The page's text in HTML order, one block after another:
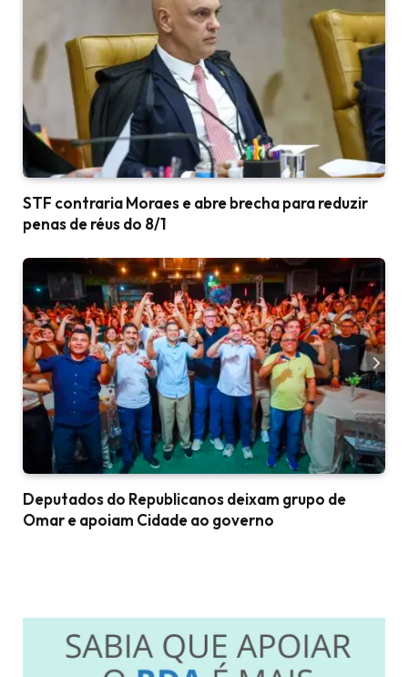
STF contraria Moraes e abre brecha para reduzir
penas de réus do 8/1
Deputados do Republicanos deixam grupo de
Omar e apoiam Cidade ao governo